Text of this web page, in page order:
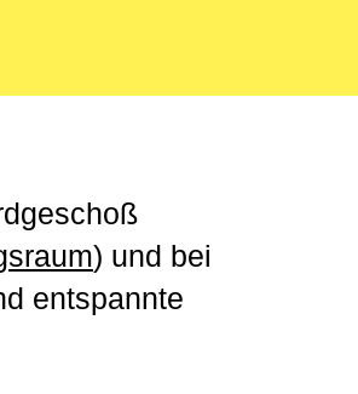
) und bei
entspannte